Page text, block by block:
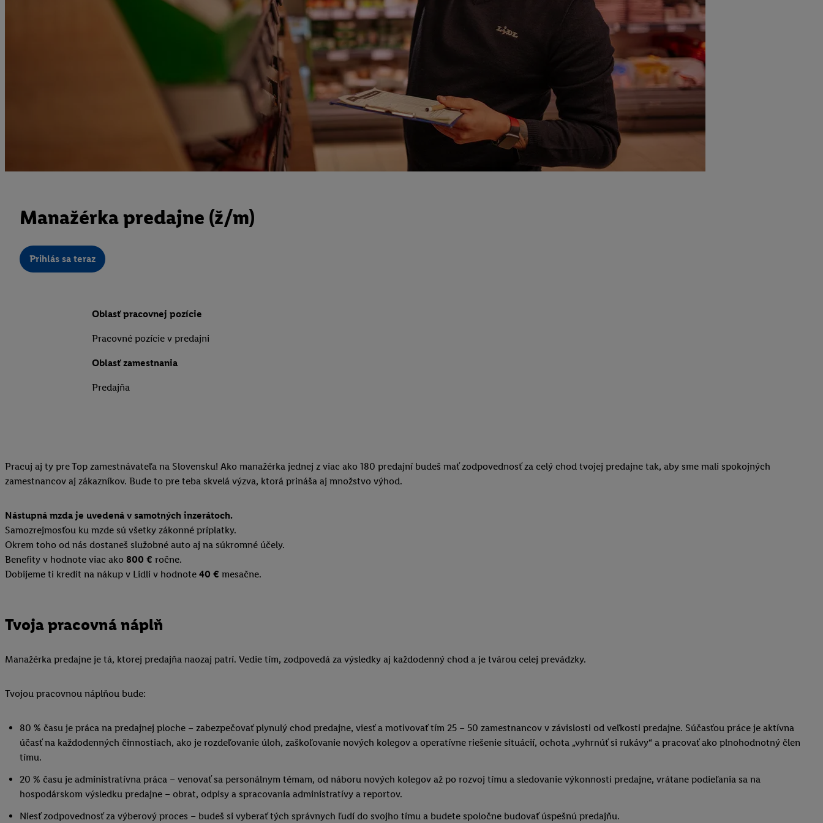
Manažérka predajne (ž/m)
Prihlás sa teraz
Oblasť pracovnej pozície
Pracovné pozície v predajni
Oblasť zamestnania
Predajňa
Pracuj aj ty pre Top zamestnávateľa na Slovensku! Ako manažérka jednej z viac ako 180 predajní budeš mať zodpovednosť za celý chod tvojej predajne tak, aby sme mali spokojných
zamestnancov aj zákazníkov. Bude to pre teba skvelá výzva, ktorá prináša aj množstvo výhod.
Nástupná mzda je uvedená v samotných inzerátoch.
Samozrejmosťou ku mzde sú všetky zákonné príplatky.
Okrem toho od nás dostaneš služobné auto aj na súkromné účely.
Benefity v hodnote viac ako 800 € ročne.
Dobijeme ti kredit na nákup v Lidli v hodnote 40 € mesačne.
Tvoja pracovná náplň
Manažérka predajne je tá, ktorej predajňa naozaj patrí. Vedie tím, zodpovedá za výsledky aj každodenný chod a je tvárou celej prevádzky.
Tvojou pracovnou náplňou bude:
80 % času je práca na predajnej ploche – zabezpečovať plynulý chod predajne, viesť a motivovať tím 25 – 50 zamestnancov v závislosti od veľkosti predajne. Súčasťou práce je aktívna
účasť na každodenných činnostiach, ako je rozdeľovanie úloh, zaškoľovanie nových kolegov a operatívne riešenie situácií, ochota „vyhrnúť si rukávy“ a pracovať ako plnohodnotný člen
tímu.
20 % času je administratívna práca – venovať sa personálnym témam, od náboru nových kolegov až po rozvoj tímu a sledovanie výkonnosti predajne, vrátane podieľania sa na
hospodárskom výsledku predajne – obrat, odpisy a spracovania administratívy a reportov.
Niesť zodpovednosť za výberový proces – budeš si vyberať tých správnych ľudí do svojho tímu a budete spoločne budovať úspešnú predajňu.